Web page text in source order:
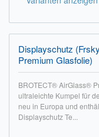
Displayschutz
Premium Glasfolie)
BROTECT® AirGlass®
ultraleichte Kumpel für
neu in Europa und
Displayschutz Te...